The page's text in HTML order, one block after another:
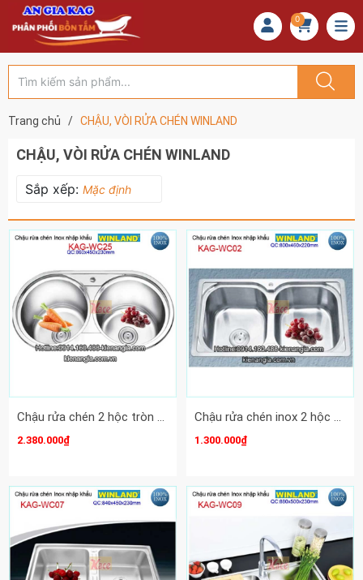
0
Trang chủ / CHẬU, VÒI RỬA CHÉN WINLAND
CHẬU, VÒI RỬA CHÉN WINLAND
Sắp xếp: Mặc định
Chậu rửa chén 2 hộc tròn 86x45 Winland KAG-WC25
2.380.000₫
Chậu rửa chén inox 2 hộc 80X46 cm Winland KAG-WC02
1.300.000₫